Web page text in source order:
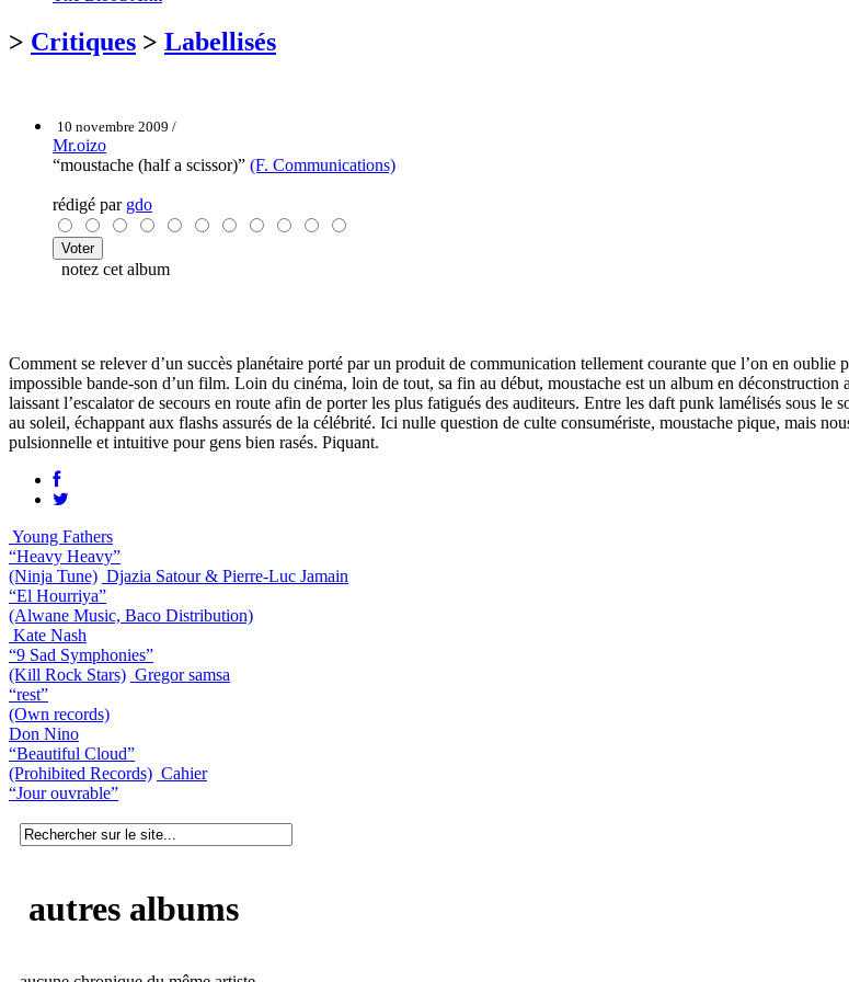
> Critiques > Labellisés
10 novembre 2009 /
Mr.oizo
“moustache (half a scissor)” (F. Communications)
rédigé par gdo
notez cet album
Comment se relever d’un succès planétaire porté par un produit de communication tellement courante que l’on en
impossible bande-son d’un film. Loin du cinéma, loin de tout, sa fin au début, moustache est un album en
laissant l’escalator de secours en route afin de porter les plus fatigués des auditeurs. Entre les daft punk lamélisés sous
au soleil, échappant aux flashs assurés de la célébrité. Ici nulle question de culte consumériste, moustache pique, mais
pulsionnelle et intuitive pour gens bien rasés. Piquant.
Young Fathers
“Heavy Heavy”
(Ninja Tune) Djazia Satour & Pierre-Luc Jamain
“El Hourriya”
(Alwane Music, Baco Distribution)
Kate Nash
“9 Sad Symphonies”
(Kill Rock Stars) Gregor samsa
“rest”
(Own records)
Don Nino
“Beautiful Cloud”
(Prohibited Records) Cahier
“Jour ouvrable”
autres albums